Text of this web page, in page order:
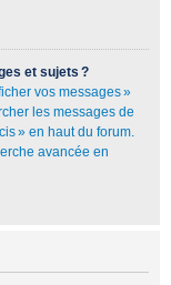
et sujets ?
vos messages »
les messages de
» en haut du forum.
avancée en